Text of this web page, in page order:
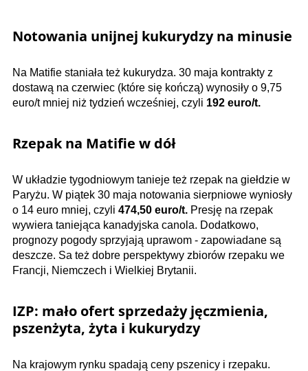
Notowania unijnej kukurydzy na minusie
Na Matifie staniała też kukurydza. 30 maja kontrakty z
dostawą na czerwiec (które się kończą) wynosiły o 9,75
euro/t mniej niż tydzień wcześniej, czyli 192 euro/t.
Rzepak na Matifie w dół
W układzie tygodniowym tanieje też rzepak na giełdzie w
Paryżu. W piątek 30 maja notowania sierpniowe wyniosły
o 14 euro mniej, czyli 474,50 euro/t. Presję na rzepak
wywiera taniejąca kanadyjska canola. Dodatkowo,
prognozy pogody sprzyjają uprawom - zapowiadane są
deszcze. Sa też dobre perspektywy zbiorów rzepaku we
Francji, Niemczech i Wielkiej Brytanii.
IZP: mało ofert sprzedaży jęczmienia,
pszenżyta, żyta i kukurydzy
Na krajowym rynku spadają ceny pszenicy i rzepaku.